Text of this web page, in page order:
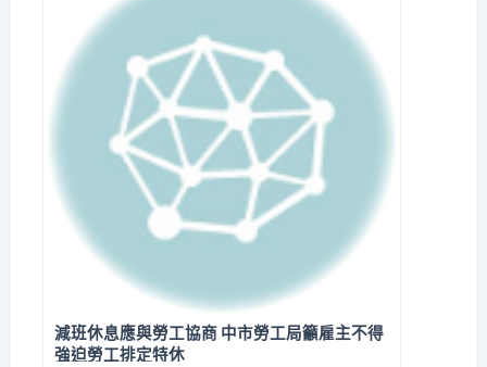
減班休息應與勞工協商 中市勞工局籲雇主不得
強迫勞工排定特休